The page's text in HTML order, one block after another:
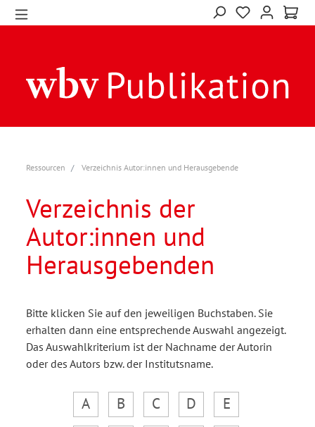
Ressourcen Verzeichnis Autor:innen und Herausgebende
Verzeichnis der
Autor:innen und
Herausgebenden
Bitte klicken Sie auf den jeweiligen Buchstaben. Sie
erhalten dann eine entsprechende Auswahl angezeigt.
Das Auswahlkriterium ist der Nachname der Autorin
oder des Autors bzw. der Institutsname.
A B C D
E